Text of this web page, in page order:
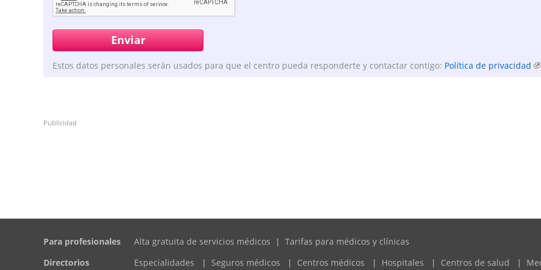
Estos datos personales serán usados para que el centro pueda responderte y contactar contigo: Política de privacidad
Publicidad
Para profesionales Alta gratuita de servicios médicos | Tarifas para médicos y clínicas
Directorios
Especialidades | Seguros médicos | Centros médicos | Hospitales | Centros de salud |